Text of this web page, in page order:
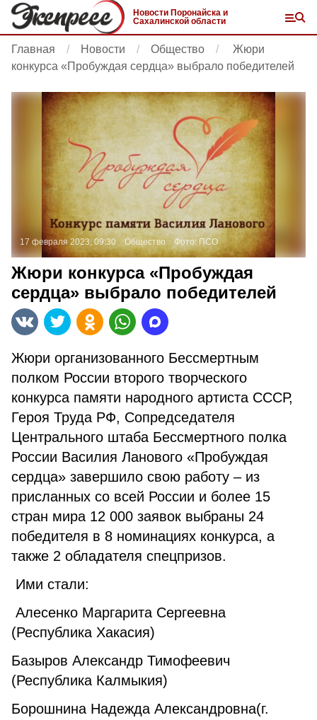
Новости Поронайска и
Сахалинской области
Главная Новости Общество
Жюри
конкурса «Пробуждая сердца» выбрало победителей
17 февраля 2023, 09:30 Общество Фото: ПСО
Жюри конкурса «Пробуждая
сердца» выбрало победителей
Жюри организованного Бессмертным
полком России второго творческого
конкурса памяти народного артиста СССР,
Героя Труда РФ, Сопредседателя
Центрального штаба Бессмертного полка
России Василия Ланового «Пробуждая
сердца» завершило свою работу – из
присланных со всей России и более 15
стран мира 12 000 заявок выбраны 24
победителя в 8 номинациях конкурса, а
также 2 обладателя спецпризов.
Ими стали:
Алесенко Маргарита Сергеевна
(Республика Хакасия)
Базыров Александр Тимофеевич
(Республика Калмыкия)
Борошнина Надежда Александровна(г.